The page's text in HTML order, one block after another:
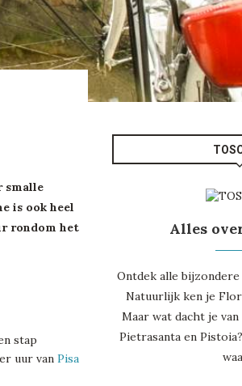
smalle
is ook heel
rondom het
stap
uur van Pisa
Alles
Ontdek alle bijzondere
Natuurlijk ken je
Maar wat dacht je
Pietrasantaen Pistoia